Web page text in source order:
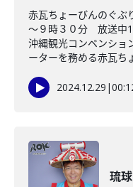
赤瓦ちょーびんのぐ
～９時３０分 放送中
沖縄観光コンベンショ
ーターを務める赤瓦ち
2024.12.29 |
琉